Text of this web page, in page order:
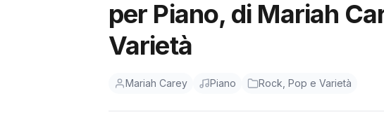
per Piano, di Mariah
Varietà
Mariah Carey Piano Rock, Pop e Varietà